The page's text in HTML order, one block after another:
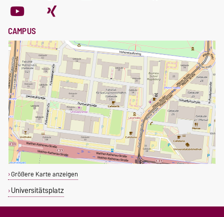
CAMPUS
Größere Karte anzeigen
Universitätsplatz